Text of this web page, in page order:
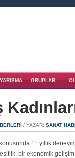
YARIŞMA GRUPLAR
/ YAZAR: SANAT
11 yıllık
bir ekonomik gelişim